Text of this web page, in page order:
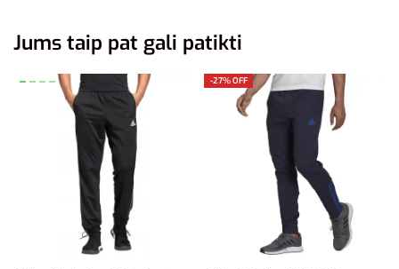
Jums taip pat gali patikti
-27% OFF